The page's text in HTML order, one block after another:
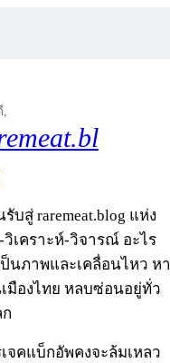
,
บสู่ raremeat.blog แห่ง
วิเคราะห์-วิจารณ์ อะไร
นภาพและเคลื่อนไหว หา
มืองไทย หลบซ่อนอยู่ทั่ว
จคแบ็กอัพคงจะล้มเหลว